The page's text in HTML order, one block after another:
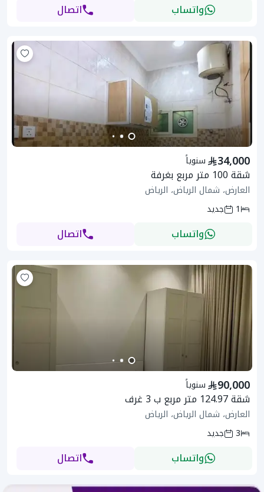
واتساب اتصال
سنوياً 34,000
شقة 100 متر مربع بغرفة
العارض، شمال الرياض، الرياض
1
جديد
واتساب اتصال
سنوياً 90,000
شقة 124.97 متر مربع ب 3 غرف
العارض، شمال الرياض، الرياض
3
جديد
واتساب اتصال